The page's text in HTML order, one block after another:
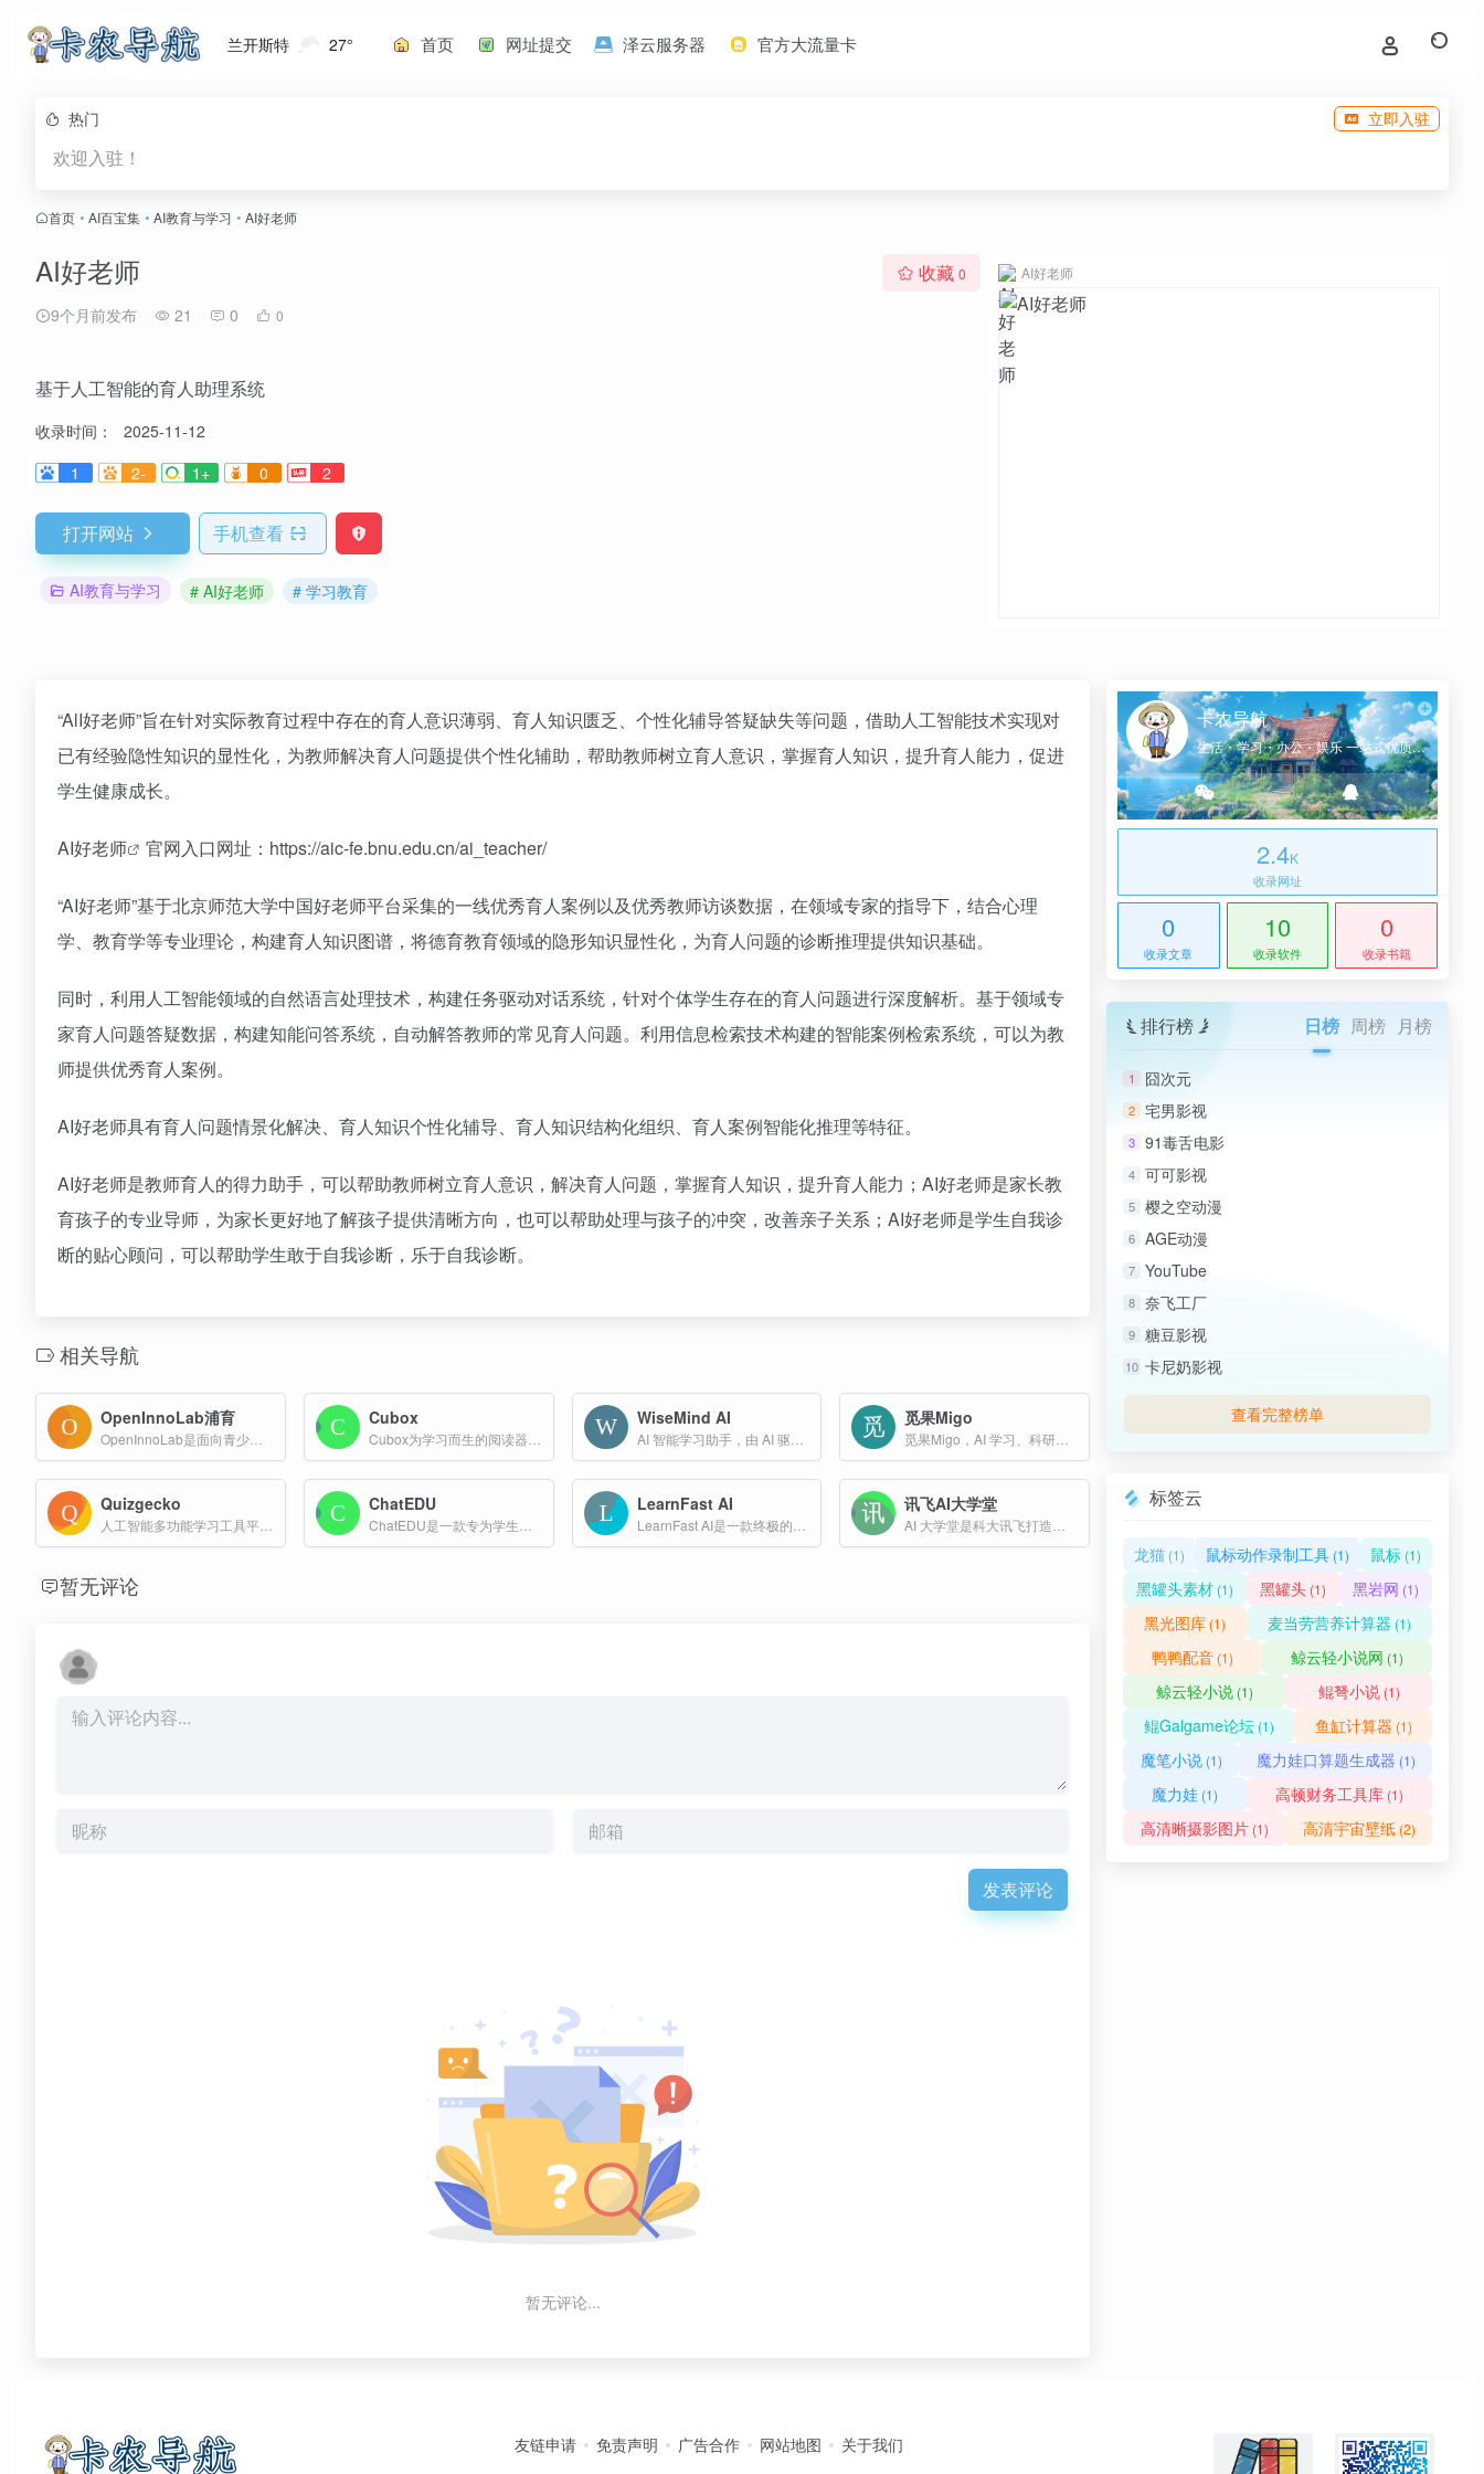
兰开斯特 27° 首页 网址提交 泽云服务器 官方大流量卡
热门 立即入驻
欢迎入驻！
首页 • AI百宝集 • AI教育与学习 • AI好老师
AI好老师
9个月前发布 21 0 0
收藏 0
基于人工智能的育人助理系统
收录时间：
2025-11-12
1
2- 1+ 0 2
打开网站 手机查看
AI教育与学习 # AI好老师 # 学习教育
AI好老师
“AlI好老师”旨在针对实际教育过程中存在的育人意识薄弱、育人知识匮乏、个性化辅导答疑缺失等问题，借助人工智能技术实现对
已有经验隐性知识的显性化，为教师解决育人问题提供个性化辅助，帮助教师树立育人意识，掌握育人知识，提升育人能力，促进
学生健康成长。
AI好老师 官网入口网址：https://aic-fe.bnu.edu.cn/ai_teacher/
“AI好老师”基于北京师范大学中国好老师平台采集的一线优秀育人案例以及优秀教师访谈数据，在领域专家的指导下，结合心理
学、教育学等专业理论，构建育人知识图谱，将德育教育领域的隐形知识显性化，为育人问题的诊断推理提供知识基础。
同时，利用人工智能领域的自然语言处理技术，构建任务驱动对话系统，针对个体学生存在的育人问题进行深度解析。基于领域专
家育人问题答疑数据，构建知能问答系统，自动解答教师的常见育人问题。利用信息检索技术构建的智能案例检索系统，可以为教
师提供优秀育人案例。
AI好老师具有育人问题情景化解决、育人知识个性化辅导、育人知识结构化组织、育人案例智能化推理等特征。
AI好老师是教师育人的得力助手，可以帮助教师树立育人意识，解决育人问题，掌握育人知识，提升育人能力；AI好老师是家长教
育孩子的专业导师，为家长更好地了解孩子提供清晰方向，也可以帮助处理与孩子的冲突，改善亲子关系；AI好老师是学生自我诊
断的贴心顾问，可以帮助学生敢于自我诊断，乐于自我诊断。
相关导航
OpenInnoLab浦育 Cubox WiseMind AI
AI 智能学习助手，由 AI 驱动的智能学习助手，数据完全本地化，安全可靠，支持丰富文档类型、AI 模型和实用的 AI 插件
觅果Migo
Quizgecko ChatEDU LearnFast AI 讯飞AI大学堂
暂无评论
发表评论
暂无评论...
卡农导航
生活・学习・办公・娱乐 一站式优质网址导航
2.4K
收录网址
0
收录文章
10
收录软件
0
收录书籍
排行榜 日榜 周榜 月榜
1 囧次元
2 宅男影视
3 91毒舌电影
4 可可影视
5 樱之空动漫
6 AGE动漫
7 YouTube
8 奈飞工厂
9 糖豆影视
10 卡尼奶影视
查看完整榜单
标签云
龙猫(1) 鼠标动作录制工具(1) 鼠标 (1)
黑罐头素材 (1) 黑罐头 (1) 黑岩网 (1)
黑光图库 (1) 麦当劳营养计算器 (1)
鸭鸭配音 (1) 鲸云轻小说网 (1)
鲸云轻小说(1) 鲲弩小说(1)
鲲Galgame论坛(1) 鱼缸计算器 (1)
魔笔小说(1) 魔力娃口算题生成器 (1)
魔力娃 (1) 高顿财务工具库 (1)
高清晰摄影图片(1) 高清宇宙壁纸(2)
友链申请 免责声明 广告合作 网站地图 关于我们